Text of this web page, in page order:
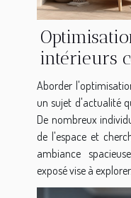
intérieurs
Aborder
un sujet d'actualité
De nombreux
de l'espace et
ambiance
exposé vise à